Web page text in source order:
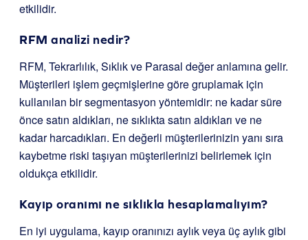
etkilidir.
RFM analizi nedir?
RFM, Tekrarlılık, Sıklık ve Parasal değer anlamına gelir.
Müşterileri işlem geçmişlerine göre gruplamak için
kullanılan bir segmentasyon yöntemidir: ne kadar süre
önce satın aldıkları, ne sıklıkta satın aldıkları ve ne
kadar harcadıkları. En değerli müşterilerinizin yanı sıra
kaybetme riski taşıyan müşterilerinizi belirlemek için
oldukça etkilidir.
Kayıp oranımı ne sıklıkla hesaplamalıyım?
En iyi uygulama, kayıp oranınızı aylık veya üç aylık gibi